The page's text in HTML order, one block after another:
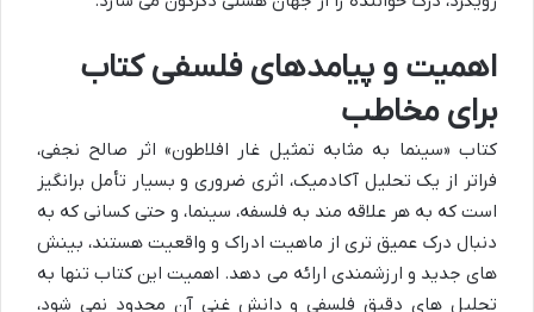
اهمیت و پیامدهای فلسفی کتاب
برای مخاطب
کتاب «سینما به مثابه تمثیل غار افلاطون» اثر صالح نجفی،
فراتر از یک تحلیل آکادمیک، اثری ضروری و بسیار تأمل برانگیز
است که به هر علاقه مند به فلسفه، سینما، و حتی کسانی که به
دنبال درک عمیق تری از ماهیت ادراک و واقعیت هستند، بینش
های جدید و ارزشمندی ارائه می دهد. اهمیت این کتاب تنها به
تحلیل های دقیق فلسفی و دانش غنی آن محدود نمی شود،